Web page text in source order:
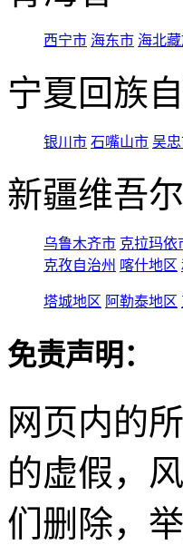
西宁市 海东市 海北
宁夏回族
银川市 石嘴山市 吴
新疆维吾
乌鲁木齐市 克拉玛依
克孜自治州 喀什地区
塔城地区 阿勒泰地区
免责声明：
网页内的
的虚假，
们删除，